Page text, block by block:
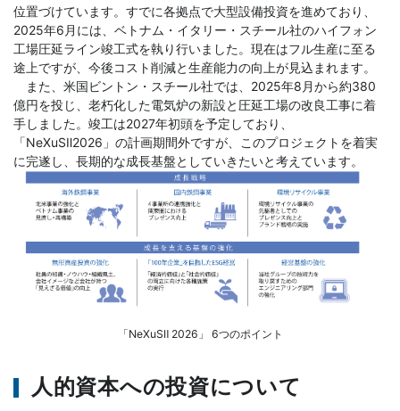
位置づけています。すでに各拠点で大型設備投資を進めており、
2025年6月には、ベトナム・イタリー・スチール社のハイフォン
工場圧延ライン竣工式を執り行いました。現在はフル生産に至る
途上ですが、今後コスト削減と生産能力の向上が見込まれます。
また、米国ビントン・スチール社では、2025年8月から約380
億円を投じ、老朽化した電気炉の新設と圧延工場の改良工事に着
手しました。竣工は2027年初頭を予定しており、
「NeXuSⅡ2026」の計画期間外ですが、このプロジェクトを着実
に完遂し、長期的な成長基盤としていきたいと考えています。
「NeXuSⅡ 2026」 6つのポイント
人的資本への投資について